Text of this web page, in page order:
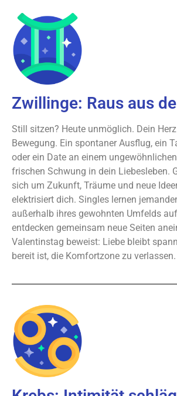
Zwillinge: Raus aus
Still sitzen? Heute unmöglich. Dein
Bewegung. Ein spontaner Ausflug, ein
oder ein Date an einem
frischen Schwung in dein Liebesleben.
sich um Zukunft, Träume und neue
elektrisiert dich. Singles lernen
außerhalb ihres gewohnten Umfelds
entdecken gemeinsam neue Seiten
Valentinstag beweist: Liebe bleibt
bereit ist, die Komfortzone zu verlassen.